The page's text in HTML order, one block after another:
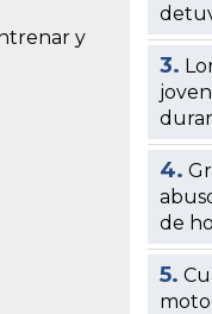
y
3.
4.
de
5.